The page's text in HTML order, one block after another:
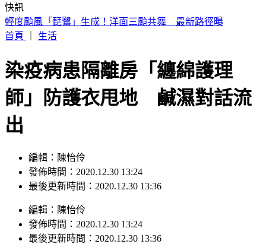
快訊
6點到了！打開電視TVBS42台，跟韓國同步LIVE看愛豆夏日
歌謠大戰
染疫病患隔離房「纏綿護理
師」防護衣甩地 鹹濕對話流
出
編輯：陳怡伶
發佈時間：2020.12.30 13:24
編輯：陳怡伶
發佈時間：2020.12.30 13:24